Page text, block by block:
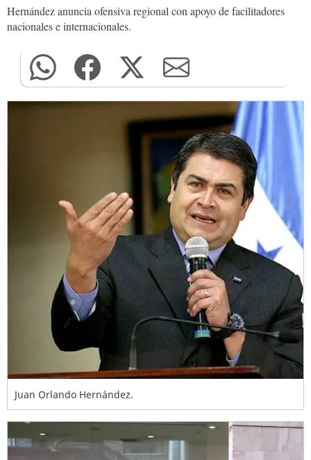
Hernández anuncia ofensiva regional con apoyo de facilitadores
nacionales e internacionales.
Juan Orlando Hernández.